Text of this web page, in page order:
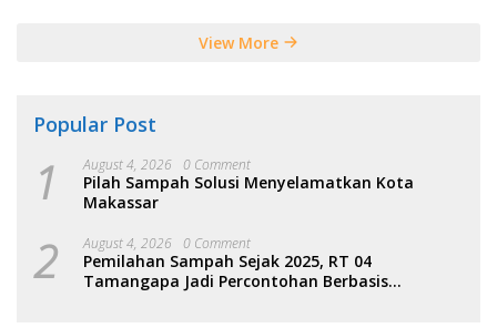
View More
Popular Post
1 August 4, 2026 0 Comment
Pilah Sampah Solusi Menyelamatkan Kota
Makassar
2 August 4, 2026 0 Comment
Pemilahan Sampah Sejak 2025, RT 04
Tamangapa Jadi Percontohan Berbasis